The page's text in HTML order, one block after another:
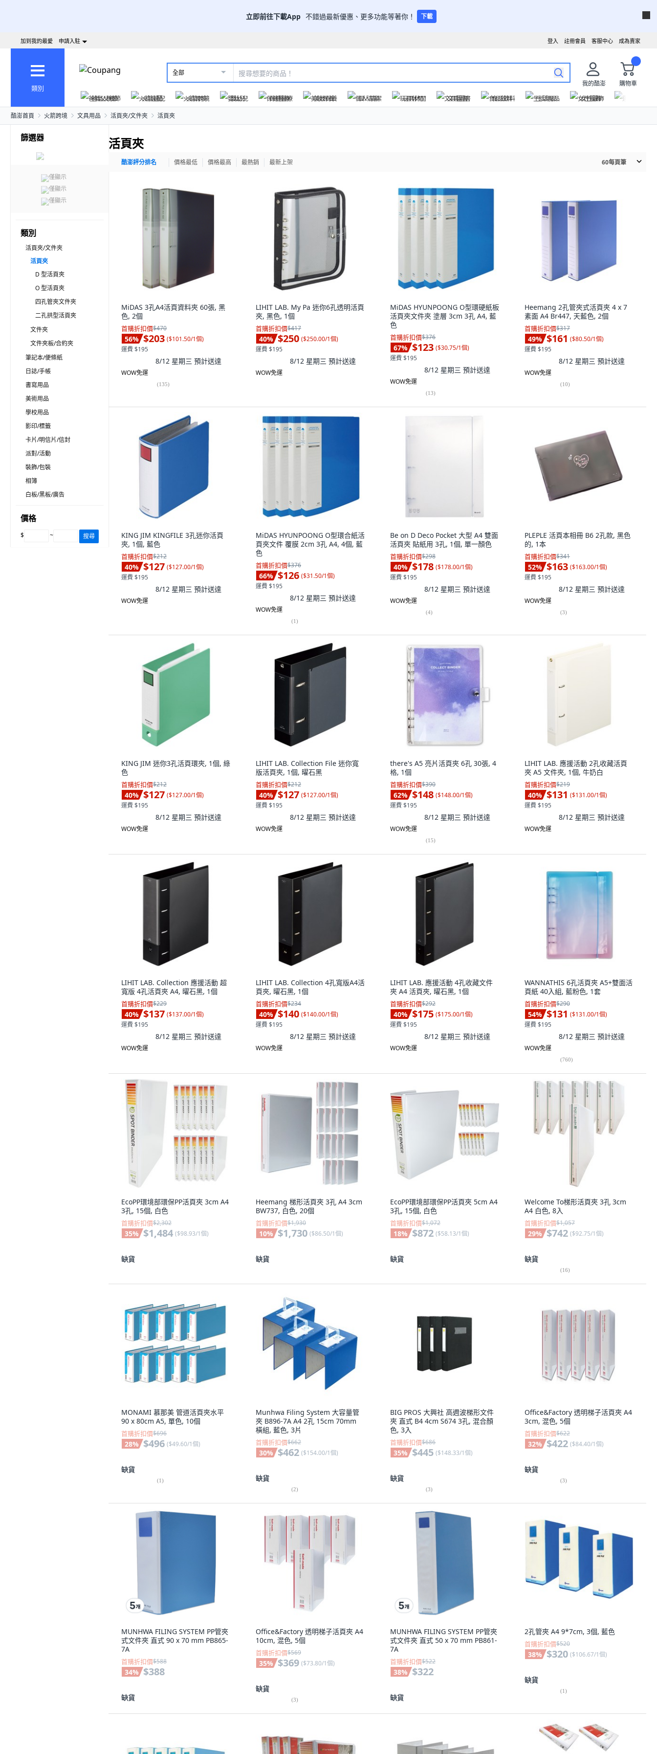
立即前往下載App 不錯過最新優惠、更多功能等著你！ 下載
成為賣家
客服中心
註冊會員
登入
加到我的最愛 申請入駐
類別
全部
我的酷澎
購物車
爸氣父親節
火箭速配 火箭跨境 嬰幼兒 保健醫療 美妝保養 個人清潔 玩具休閒 文具圖書 食品飲料 生活用品 女性服飾
酷澎首頁 火箭跨境 文具用品 活頁夾/文件夾 活頁夾
篩選器
僅顯示
僅顯示
僅顯示
類別
活頁夾/文件夾
活頁夾
D 型活頁夾
O 型活頁夾
四孔管夾文件夾
二孔拱型活頁夾
文件夾
文件夾板/合約夾
筆記本/便條紙
日誌/手帳
書寫用品
美術用品
學校用品
影印/標籤
卡片/明信片/信封
派對/活動
裝飾/包裝
相簿
白板/黑板/廣告
價格
$ ~ 搜尋
活頁夾
酷澎評分排名 價格最低 價格最高 最熱銷 最新上架 60每頁筆
MiDAS 3孔A4活頁資料夾 60張, 黑
色, 2個
首購折扣價$470
56% $203 ($101.50/1個)
運費 $195
8/12 星期三 預計送達
WOW免運
(135)
LIHIT LAB. My Pa 迷你6孔透明活頁
夾, 黑色, 1個
首購折扣價$417
40% $250 ($250.00/1個)
運費 $195
8/12 星期三 預計送達
WOW免運
MiDAS HYUNPOONG O型環硬紙板
活頁夾文件夾 塗層 3cm 3孔 A4, 藍
色
首購折扣價$376
67% $123 ($30.75/1個)
運費 $195
8/12 星期三 預計送達
WOW免運
(13)
Heemang 2孔管夾式活頁夾 4 x 7
素面 A4 Br447, 天藍色, 2個
首購折扣價$317
49% $161 ($80.50/1個)
運費 $195
8/12 星期三 預計送達
WOW免運
(10)
KING JIM KINGFILE 3孔迷你活頁
夾, 1個, 藍色
首購折扣價$212
40% $127 ($127.00/1個)
運費 $195
8/12 星期三 預計送達
WOW免運
MiDAS HYUNPOONG O型環合紙活
頁夾文件 覆膜 2cm 3孔 A4, 4個, 藍
色
首購折扣價$376
66% $126 ($31.50/1個)
運費 $195
8/12 星期三 預計送達
WOW免運
(1)
Be on D Deco Pocket 大型 A4 雙面
活頁夾 貼紙用 3孔, 1個, 單一顏色
首購折扣價$298
40% $178 ($178.00/1個)
運費 $195
8/12 星期三 預計送達
WOW免運
(4)
PLEPLE 活頁本相冊 B6 2孔款, 黑色
的, 1本
首購折扣價$341
52% $163 ($163.00/1個)
運費 $195
8/12 星期三 預計送達
WOW免運
(3)
KING JIM 迷你3孔活頁環夾, 1個, 綠
色
首購折扣價$212
40% $127 ($127.00/1個)
運費 $195
8/12 星期三 預計送達
WOW免運
LIHIT LAB. Collection File 迷你寬
版活頁夾, 1個, 曜石黑
首購折扣價$212
40% $127 ($127.00/1個)
運費 $195
8/12 星期三 預計送達
WOW免運
there's A5 亮片活頁夾 6孔 30張, 4
格, 1個
首購折扣價$390
62% $148 ($148.00/1個)
運費 $195
8/12 星期三 預計送達
WOW免運
(15)
LIHIT LAB. 應援活動 2孔收藏活頁
夾 A5 文件夾, 1個, 牛奶白
首購折扣價$219
40% $131 ($131.00/1個)
運費 $195
8/12 星期三 預計送達
WOW免運
LIHIT LAB. Collection 應援活動 超
寬版 4孔活頁夾 A4, 曜石黑, 1個
首購折扣價$229
40% $137 ($137.00/1個)
運費 $195
8/12 星期三 預計送達
WOW免運
LIHIT LAB. Collection 4孔寬版A4活
頁夾, 曜石黑, 1個
首購折扣價$234
40% $140 ($140.00/1個)
運費 $195
8/12 星期三 預計送達
WOW免運
LIHIT LAB. 應援活動 4孔收藏文件
夾 A4 活頁夾, 曜石黑, 1個
首購折扣價$292
40% $175 ($175.00/1個)
運費 $195
8/12 星期三 預計送達
WOW免運
WANNATHIS 6孔活頁夾 A5+雙面活
頁紙 40入組, 藍粉色, 1套
首購折扣價$290
54% $131 ($131.00/1個)
運費 $195
8/12 星期三 預計送達
WOW免運
(760)
EcoPP環境部環保PP活頁夾 3cm A4
3孔, 15個, 白色
首購折扣價$2,302
35% $1,484 ($98.93/1個)
缺貨
Heemang 梯形活頁夾 3孔 A4 3cm
BW737, 白色, 20個
首購折扣價$1,930
10% $1,730 ($86.50/1個)
缺貨
EcoPP環境部環保PP活頁夾 5cm A4
3孔, 15個, 白色
首購折扣價$1,072
18% $872 ($58.13/1個)
缺貨
Welcome To梯形活頁夾 3孔 3cm
A4 白色, 8入
首購折扣價$1,057
29% $742 ($92.75/1個)
缺貨
(16)
MONAMI 慕那美 管道活頁夾水平
90 x 80cm A5, 單色, 10個
首購折扣價$696
28% $496 ($49.60/1個)
缺貨
(1)
Munhwa Filing System 大容量管
夾 B896-7A A4 2孔 15cm 70mm
橫組, 藍色, 3片
首購折扣價$662
30% $462 ($154.00/1個)
缺貨
(2)
BIG PROS 大興社 高週波梯形文件
夾 直式 B4 4cm S674 3孔, 混合顏
色, 3入
首購折扣價$686
35% $445 ($148.33/1個)
缺貨
(3)
Office&Factory 透明梯子活頁夾 A4
3cm, 混色, 5個
首購折扣價$622
32% $422 ($84.40/1個)
缺貨
(3)
MUNHWA FILING SYSTEM PP管夾
式文件夾 直式 90 x 70 mm PB865-
7A
首購折扣價$588
34% $388
缺貨
Office&Factory 透明梯子活頁夾 A4
10cm, 混色, 5個
首購折扣價$569
35% $369 ($73.80/1個)
缺貨
(3)
MUNHWA FILING SYSTEM PP管夾
式文件夾 直式 50 x 70 mm PB861-
7A
首購折扣價$522
38% $322
缺貨
2孔管夾 A4 9*7cm, 3個, 藍色
首購折扣價$520
38% $320 ($106.67/1個)
缺貨
(1)